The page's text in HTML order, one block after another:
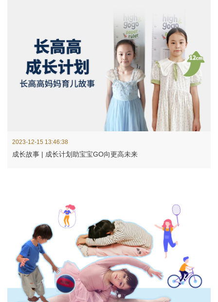
2023-12-15 13:46:38
成长故事 | 成长计划助宝宝GO向更高未来